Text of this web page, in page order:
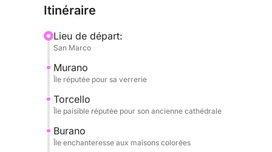
Flânez dans ses ruelles étroites et admirez ses
L’expérience s’achève par le retour à Venise,
souvenirs qui rendront votre voyage encore plus
Itinéraire
Lieu de départ:
San Marco
Murano
Île réputée pour sa verrerie
Torcello
Île paisible réputée pour son ancienne cathédrale
Burano
Île enchanteresse aux maisons colorées